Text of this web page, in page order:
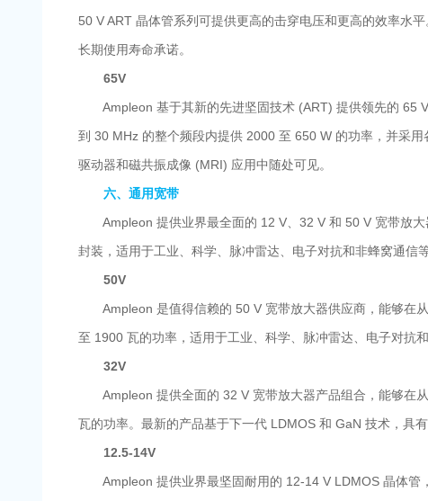
50 V ART 晶体管系列可提供更高的击穿电压和更高的效率水
长期使用寿命承诺。
65V
Ampleon 基于其新的先进坚固技术 (ART) 提供领先的 65 V
到 30 MHz 的整个频段内提供 2000 至 650 W 的功率，并采
驱动器和磁共振成像 (MRI) 应用中随处可见。
六、通用宽带
Ampleon 提供业界最全面的 12 V、32 V 和 50 V 宽带放大
封装，适用于工业、科学、脉冲雷达、电子对抗和非蜂窝通信
50V
Ampleon 是值得信赖的 50 V 宽带放大器供应商，能够在从
至 1900 瓦的功率，适用于工业、科学、脉冲雷达、电子对抗
32V
Ampleon 提供全面的 32 V 宽带放大器产品组合，能够在从
瓦的功率。最新的产品基于下一代 LDMOS 和 GaN 技术，具有
12.5-14V
Ampleon 提供业界最坚固耐用的 12-14 V LDMOS 晶体管